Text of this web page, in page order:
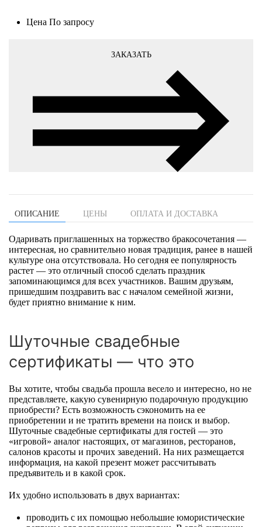
Цена По запросу
ЗАКАЗАТЬ
ОПИСАНИЕ ЦЕНЫ ОПЛАТА И ДОСТАВКА
Одаривать приглашенных на торжество бракосочетания —
интересная, но сравнительно новая традиция, ранее в нашей
культуре она отсутствовала. Но сегодня ее популярность
растет — это отличный способ сделать праздник
запоминающимся для всех участников. Вашим друзьям,
пришедшим поздравить вас с началом семейной жизни,
будет приятно внимание к ним.
Шуточные свадебные
сертификаты — что это
Вы хотите, чтобы свадьба прошла весело и интересно, но не
представляете, какую сувенирную подарочную продукцию
приобрести? Есть возможность сэкономить на ее
приобретении и не тратить времени на поиск и выбор.
Шуточные свадебные сертификаты для гостей — это
«игровой» аналог настоящих, от магазинов, ресторанов,
салонов красоты и прочих заведений. На них размещается
информация, на какой презент может рассчитывать
предъявитель и в какой срок.
Их удобно использовать в двух вариантах:
проводить с их помощью небольшие юмористические